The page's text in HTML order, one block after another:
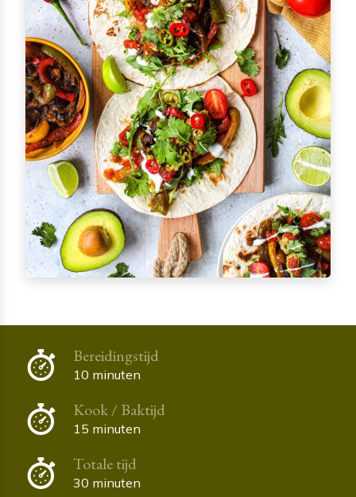
Bereidingstijd
10 minuten
Kook / Baktijd
15 minuten
Totale tijd
30 minuten